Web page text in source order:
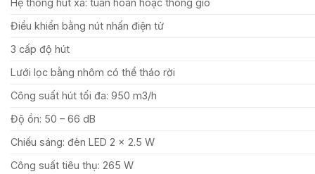
Điều khiển bằng nút nhấn điện tử
3 cấp độ hút
Lưới lọc bằng nhôm có thể tháo rời
Công suất hút tối đa: 950 m3/h
Độ ồn: 50 – 66 dB
Chiếu sáng: đèn LED 2 x 2.5 W
Công suất tiêu thụ: 265 W